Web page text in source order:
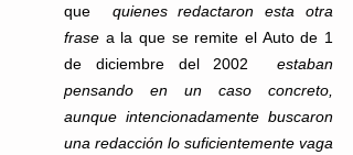
que quienes redactaron esta otra
frase a la que se remite el Auto de 1
de diciembre del 2002 estaban
pensando en un caso concreto,
aunque intencionadamente buscaron
una redacción lo suficientemente vaga